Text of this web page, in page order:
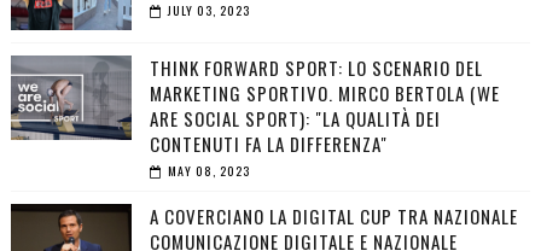
JULY 03, 2023
THINK FORWARD SPORT: LO SCENARIO DEL
MARKETING SPORTIVO. MIRCO BERTOLA (WE
ARE SOCIAL SPORT): "LA QUALITÀ DEI
CONTENUTI FA LA DIFFERENZA"
MAY 08, 2023
A COVERCIANO LA DIGITAL CUP TRA NAZIONALE
COMUNICAZIONE DIGITALE E NAZIONALE